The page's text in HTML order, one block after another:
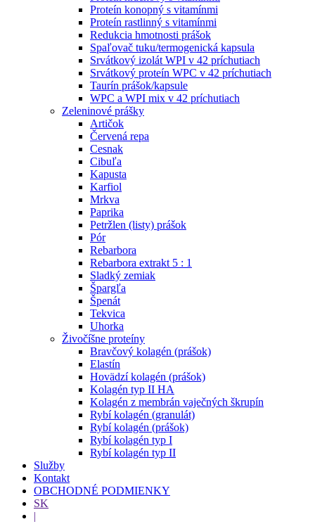
Proteín konopný s vitamínmi
Proteín rastlinný s vitamínmi
Redukcia hmotnosti prášok
Spaľovač tuku/termogenická kapsula
Srvátkový izolát WPI v 42 príchutiach
Srvátkový proteín WPC v 42 príchutiach
Taurín prášok/kapsule
WPC a WPI mix v 42 príchutiach
Zeleninové prášky
Artičok
Červená repa
Cesnak
Cibuľa
Kapusta
Karfiol
Mrkva
Paprika
Petržlen (listy) prášok
Pór
Rebarbora
Rebarbora extrakt 5 : 1
Sladký zemiak
Špargľa
Špenát
Tekvica
Uhorka
Živočíšne proteíny
Bravčový kolagén (prášok)
Elastín
Hovädzí kolagén (prášok)
Kolagén typ II HA
Kolagén z membrán vaječných škrupín
Rybí kolagén (granulát)
Rybí kolagén (prášok)
Rybí kolagén typ I
Rybí kolagén typ II
Služby
Kontakt
OBCHODNÉ PODMIENKY
SK
|